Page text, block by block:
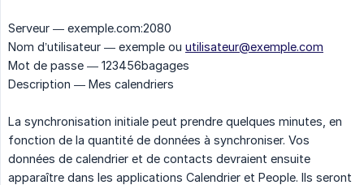
Serveur — exemple.com:2080
Nom d’utilisateur — exemple ou utilisateur@exemple.com
Mot de passe — 123456bagages
Description — Mes calendriers
La synchronisation initiale peut prendre quelques minutes, en
fonction de la quantité de données à synchroniser. Vos
données de calendrier et de contacts devraient ensuite
apparaître dans les applications Calendrier et People. Ils seront